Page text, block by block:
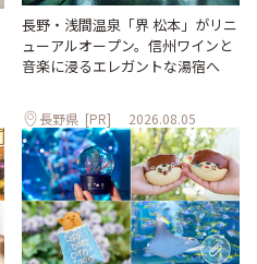
長野・浅間温泉「界 松本」がリニ
ューアルオープン。信州ワインと
音楽に浸るエレガントな湯宿へ
長野県 [PR] 2026.08.05